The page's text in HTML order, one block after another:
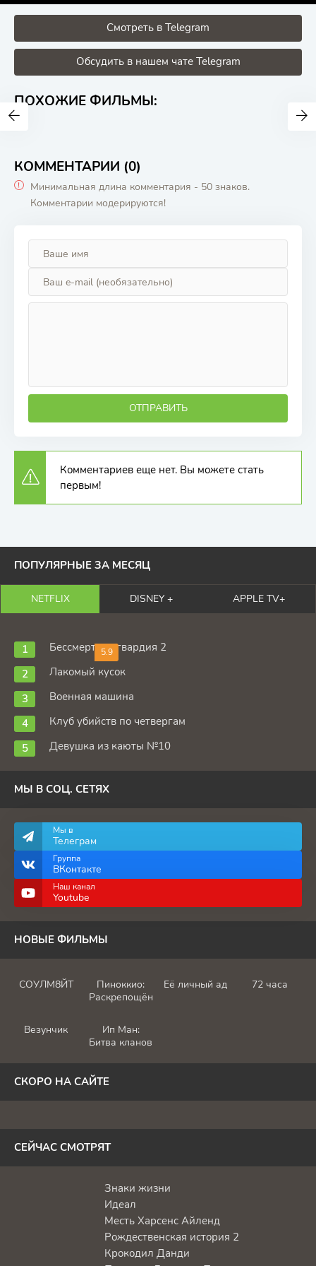
Смотреть в Telegram
Обсудить в нашем чате Telegram
ПОХОЖИЕ ФИЛЬМЫ:
КОММЕНТАРИИ (0)
Минимальная длина комментария - 50 знаков.
Комментарии модерируются!
ОТПРАВИТЬ
Комментариев еще нет. Вы можете стать
первым!
ПОПУЛЯРНЫЕ ЗА МЕСЯЦ
NETFLIX DISNEY + APPLE TV+
5.9
Бессмертная гвардия 2
Лакомый кусок
Военная машина
Клуб убийств по четвергам
Девушка из каюты №10
МЫ В СОЦ. СЕТЯХ
Мы в
Телеграм
Группа
ВКонтакте
Наш канал
Youtube
НОВЫЕ ФИЛЬМЫ
СОУЛМ8ЙТ
Пиноккио:
Раскрепощённый
Её личный ад 72 часа
Везунчик
Ип Ман:
Битва кланов
СКОРО НА САЙТЕ
СЕЙЧАС СМОТРЯТ
Знаки жизни
Идеал
Месть Харсенс Айленд
Рождественская история 2
Крокодил Данди